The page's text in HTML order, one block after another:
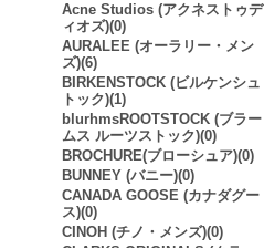
Acne Studios (アクネストゥデ
ィオズ)(0)
AURALEE (オーラリー・メン
ズ)(6)
BIRKENSTOCK (ビルケンシュ
トック)(1)
blurhmsROOTSTOCK (ブラー
ムス ルーツストック)(0)
BROCHURE(ブローシュア)(0)
BUNNEY (バニー)(0)
CANADA GOOSE (カナダグー
ス)(0)
CINOH (チノ・メンズ)(0)